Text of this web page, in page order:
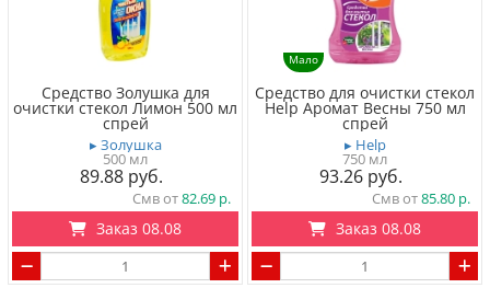
Средство Золушка для
очистки cтекол Лимон 500 мл
спрей
▸ Золушка
500 мл
89.88
Смв от82.69
Заказ 08.08
Мало
Средство для очистки cтекол
Help Аромат Весны 750 мл
спрей
▸ Help
750 мл
93.26
Смв от85.80
Заказ 08.08